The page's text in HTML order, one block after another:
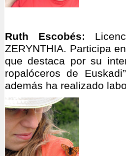
Ruth Escobés:
ZERYNTHIA. Participa
que destaca por su
ropalóceros de
además ha realizado